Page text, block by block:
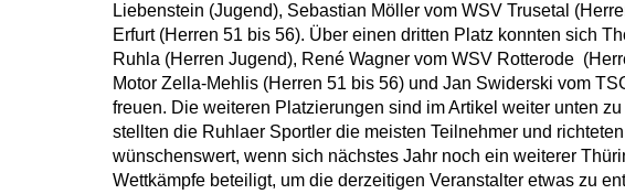
Liebenstein (Jugend), Sebastian Möller vom WSV Trusetal
Erfurt (Herren 51 bis 56). Über einen dritten Platz konnten sich
Ruhla (Herren Jugend), René Wagner vom WSV Rotterode
Motor Zella-Mehlis (Herren 51 bis 56) und Jan Swiderski vom
freuen. Die weiteren Platzierungen sind im Artikel weiter unten
stellten die Ruhlaer Sportler die meisten Teilnehmer und
wünschenswert, wenn sich nächstes Jahr noch ein weiterer
Wettkämpfe beteiligt, um die derzeitigen Veranstalter etwas zu